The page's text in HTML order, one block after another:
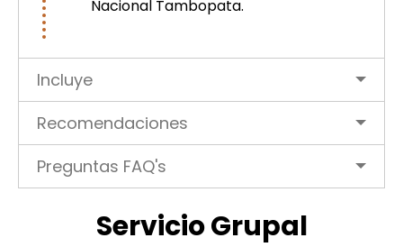
Nacional Tambopata.
Incluye
Recomendaciones
Preguntas FAQ's
Servicio Grupal